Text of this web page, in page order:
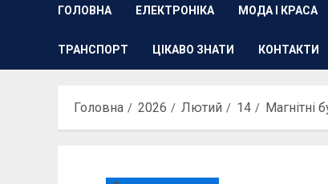
ГОЛОВНА ЕЛЕКТРОНІКА МОДА І КРАСА
ТРАНСПОРТ ЦІКАВО ЗНАТИ КОНТАКТИ
Головна 2026 Лютий 14 Магнітні